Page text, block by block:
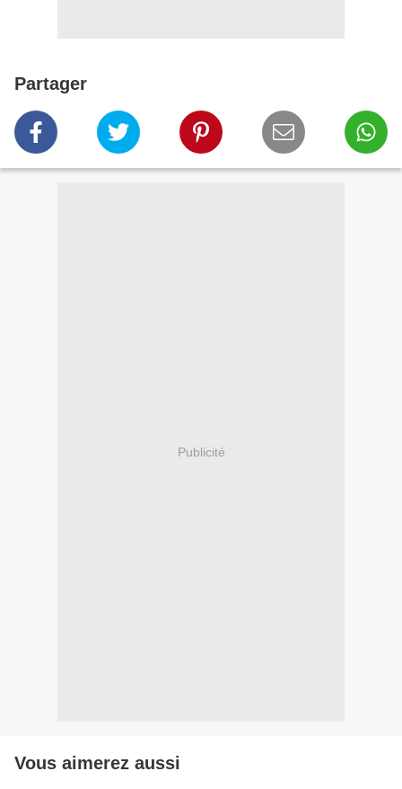
Partager
Publicité
Vous aimerez aussi